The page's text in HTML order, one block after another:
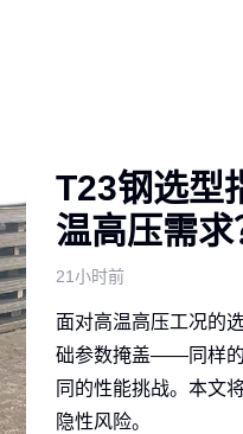
T23钢选型
温高压需求
21小时前
面对高温高压工况的选
础参数掩盖——同样的
同的性能挑战。本文
隐性风险。